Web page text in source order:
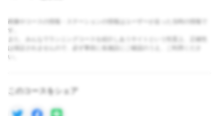
画像やコースの情報・ステーションの情報はユーザーが走った当時の情報で
す。
また、みんなでランニングコースを紹介しあうサイトという性質上、正確性
は保証されませんので、必ず事前に各施設にご確認のうえ、ご利用くださ
い。
このコースをシェア